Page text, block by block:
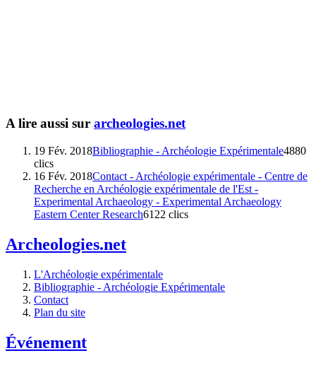
A lire aussi sur archeologies.net
19 Fév. 2018Bibliographie - Archéologie Expérimentale4880
clics
16 Fév. 2018Contact - Archéologie expérimentale - Centre de
Recherche en Archéologie expérimentale de l'Est -
Experimental Archaeology - Experimental Archaeology
Eastern Center Research6122 clics
Archeologies.net
L'Archéologie expérimentale
Bibliographie - Archéologie Expérimentale
Contact
Plan du site
Événement